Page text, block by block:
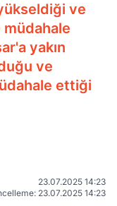
ve
yakın
ve
ettiği
23.07.2025 14:23
23.07.2025 14:23